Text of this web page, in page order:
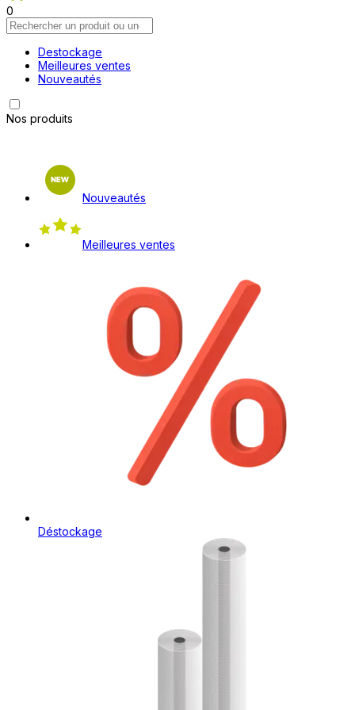
0
Destockage
Meilleures ventes
Nouveautés
Nos produits
Nouveautés
Meilleures ventes
Déstockage